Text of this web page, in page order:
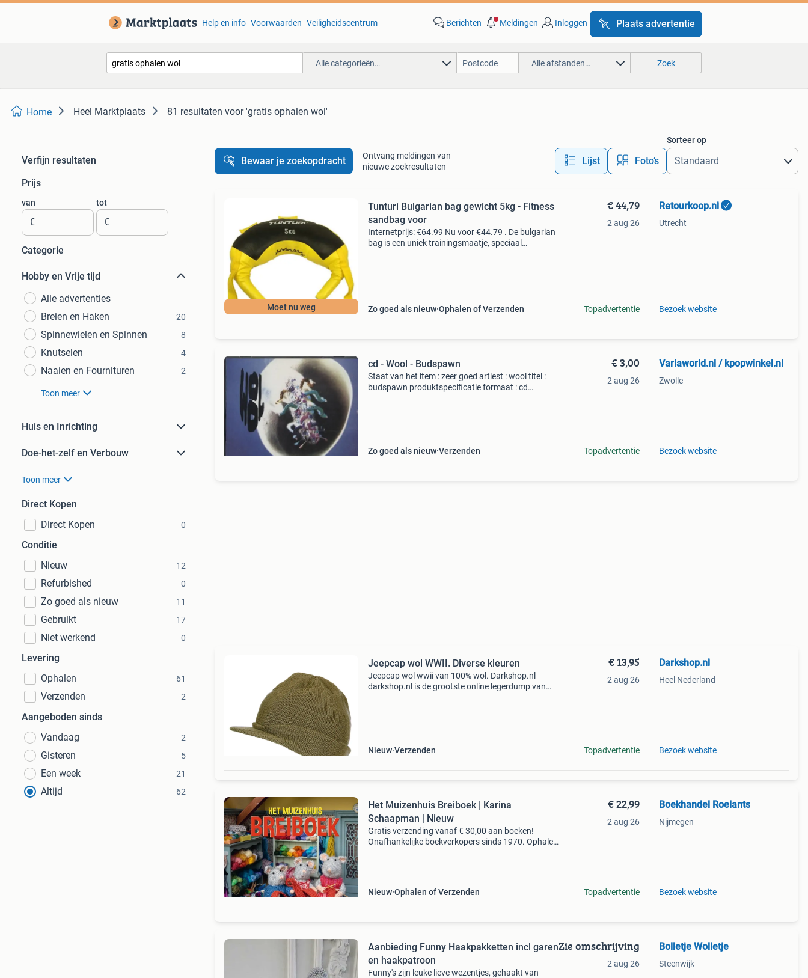
Help en info Voorwaarden Veiligheidscentrum Berichten Meldingen Inloggen Plaats advertentie
Alle categorieën… Alle afstanden… Zoek
Home Heel Marktplaats 81 resultaten voor 'gratis ophalen wol'
Verfijn resultaten
Prijs
van
€
tot
€
Categorie
Hobby en Vrije tijd
Alle advertenties
Breien en Haken
20
Spinnewielen en Spinnen 8
Knutselen 4
Naaien en Fournituren 2
Toon meer
Huis en Inrichting
Doe-het-zelf en Verbouw
Toon meer
Direct Kopen
Direct Kopen
0
Conditie
Nieuw
12
Refurbished 0
Zo goed als nieuw 11
Gebruikt 17
Niet werkend 0
Levering
Ophalen
61
Verzenden 2
Aangeboden sinds
Vandaag
2
Gisteren 5
Een week 21
Altijd 62
Bewaar je zoekopdracht
Ontvang meldingen van
nieuwe zoekresultaten
Lijst Foto’s
Sorteer op
Moet nu weg
Tunturi Bulgarian bag gewicht 5kg - Fitness
sandbag voor
Internetprijs: €64.99 Nu voor €44.79 . De bulgarian
bag is een uniek trainingsmaatje, speciaal
Zo goed als nieuw Ophalen of Verzenden
€ 44,79
2 aug 26
Topadvertentie
Retourkoop.nl
Utrecht
Bezoek website
cd - Wool - Budspawn
Staat van het item : zeer goed artiest : wool titel :
budspawn produktspecificatie formaat : cd
Zo goed als nieuw Verzenden
€ 3,00
2 aug 26
Topadvertentie
Variaworld.nl / kpopwinkel.nl
Zwolle
Bezoek website
Jeepcap wol WWII. Diverse kleuren
Jeepcap wol wwii van 100% wol. Darkshop.nl
darkshop.nl is de grootste online legerdump van
Nieuw Verzenden
€ 13,95
2 aug 26
Topadvertentie
Darkshop.nl
Heel Nederland
Bezoek website
Het Muizenhuis Breiboek | Karina
Schaapman | Nieuw
Gratis verzending vanaf € 30,00 aan boeken!
Onafhankelijke boekverkopers sinds 1970. Ophalen
Nieuw Ophalen of Verzenden
€ 22,99
2 aug 26
Topadvertentie
Boekhandel Roelants
Nijmegen
Bezoek website
Aanbieding Funny Haakpakketten incl garen
en haakpatroon
Funny's zijn leuke lieve wezentjes, gehaakt van
Zie omschrijving
2 aug 26
Bolletje Wolletje
Steenwijk